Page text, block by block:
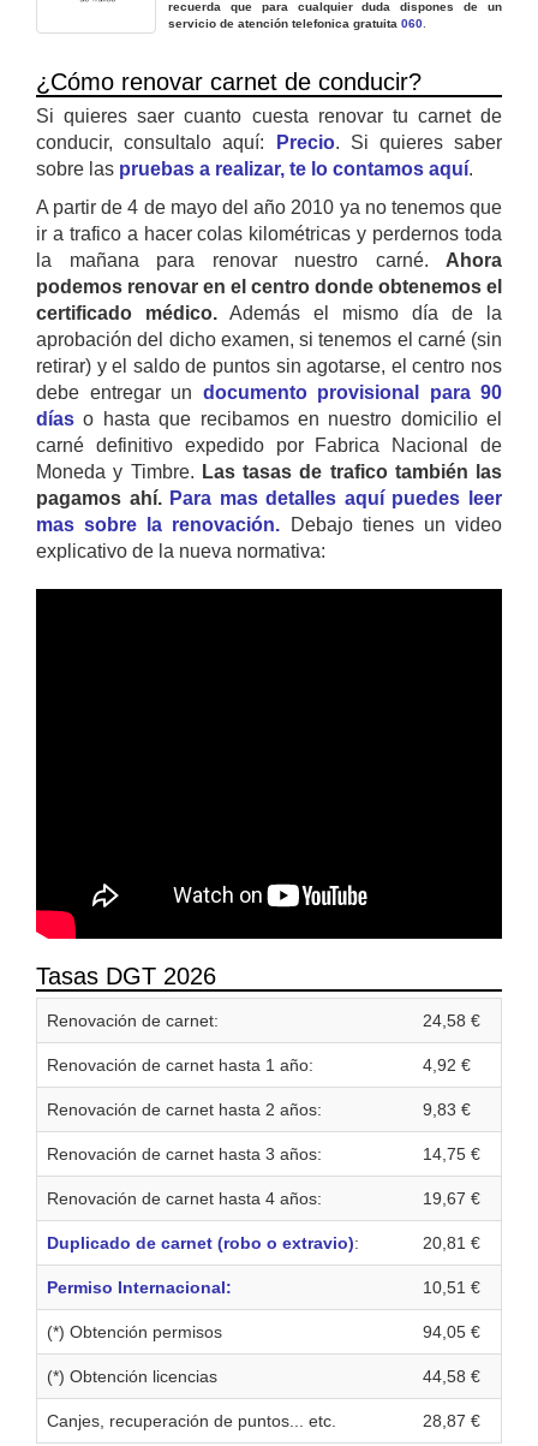
recuerda que para cualquier duda dispones de un
servicio de atención telefonica gratuita 060
¿Cómo renovar carnet de conducir?
Si quieres saer cuanto cuesta renovar tu carnet de
conducir, consultalo aquí:
Precio. Si quieres saber
sobre las pruebas a realizar, te lo contamos aquí.
A partir de 4 de mayo del año 2010 ya no tenemos que
ir a trafico a hacer colas kilométricas y perdernos toda
la mañana para renovar nuestro carné. Ahora
podemos renovar en el centro donde obtenemos el
certificado médico. Además el mismo día de la
aprobación del dicho examen, si tenemos el carné (sin
retirar) y el saldo de puntos sin agotarse, el centro nos
debe entregar un documento provisional para 90
días o hasta que recibamos en nuestro domicilio el
carné definitivo expedido por Fabrica Nacional de
Moneda y Timbre. Las tasas de trafico también las
pagamos ahí. Para mas detalles aquí puedes leer
mas sobre la renovación. Debajo tienes un video
explicativo de la nueva normativa:
Tasas DGT 2026
Renovación de carnet: 24,58 €
Renovación de carnet hasta 1 año: 4,92 €
Renovación de carnet hasta 2 años: 9,83 €
Renovación de carnet hasta 3 años: 14,75 €
Renovación de carnet hasta 4 años: 19,67 €
Duplicado de carnet (robo o extravio): 20,81 €
Permiso Internacional: 10,51 €
(*) Obtención permisos 94,05 €
(*) Obtención licencias 44,58 €
Canjes, recuperación de puntos... etc. 28,87 €